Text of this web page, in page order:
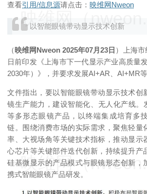
查看引用/信息源请点击： 映维网Nweon
以智能眼镜带动显示技术创新
（映维网Nweon 2025年07月23日 ）上海
日前印发《上海市下一代显示产业高质量
2030年）》，并要求发展AI+AR、AI+MR
文件指出，要以智能眼镜带动显示技术创
镜生产能力，建设智能化、无人化产线。
等多形态眼镜产品，以终端集成培育多
链。围绕消费市场的实际需求，聚焦轻量
率、大视场角等关键技术指标，推动显示
心芯片等关键部件迭代创新，持续提升产
硅基微显示的产品模式与眼镜形态创新，
携式智能眼镜产品研发。
映维网（
映维网（